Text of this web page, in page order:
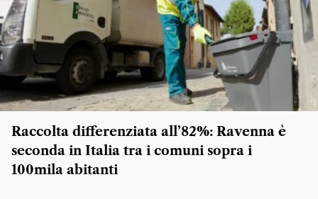
Raccolta differenziata all’82%: Ravenna è
seconda in Italia tra i comuni sopra i
100mila abitanti